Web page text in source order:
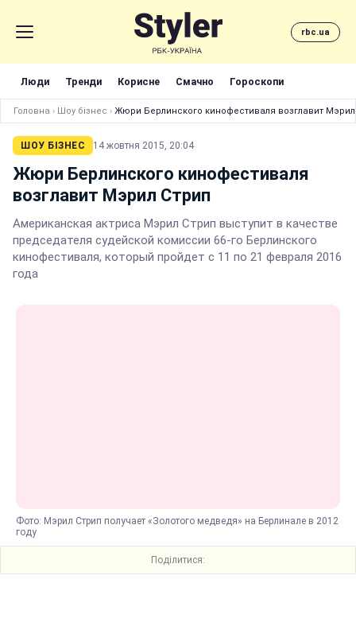
rbc.ua
Люди Тренди Корисне Смачно Гороскопи
Головна › Шоу бізнес › Жюри Берлинского кинофестиваля возглавит Мэрил
ШОУ БІЗНЕС 14 жовтня 2015, 20:04
Жюри Берлинского кинофестиваля
возглавит Мэрил Стрип
Американская актриса Мэрил Стрип выступит в качестве
председателя судейской комиссии 66-го Берлинского
кинофестиваля, который пройдет с 11 по 21 февраля 2016
года
Фото: Мэрил Стрип получает «Золотого медведя» на Берлинале в 2012
году
Поділитися: